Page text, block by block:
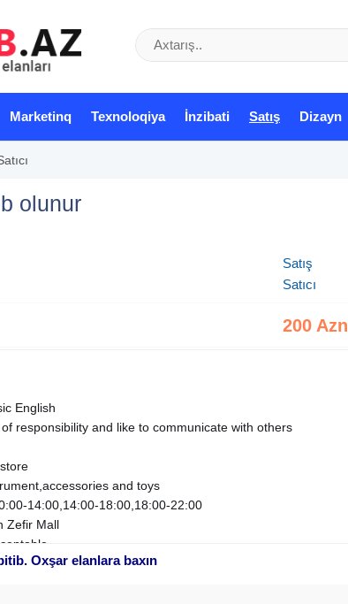
Marketinq Texnoloqiya İnzibati Satış Dizayn
olunur
Satış
Satıcı
200 Azn
English
responsibility and like to communicate with others
and toys
14:00,14:00-18:00,18:00-22:00
Zefir Mall
Oxşar elanlara baxın